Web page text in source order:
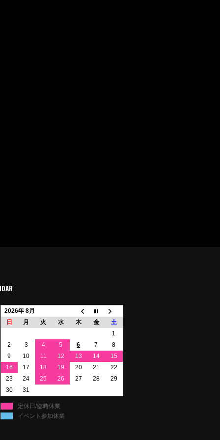
2026年 8月
日
月 火 水 木 金
土
1
2
3 4 5 6 7
8
9
10 11 12 13 14
15
16
17 18 19 20 21
22
23
24 25 26 27 28
29
30
31
定休日/臨時休業
イベント参加休業